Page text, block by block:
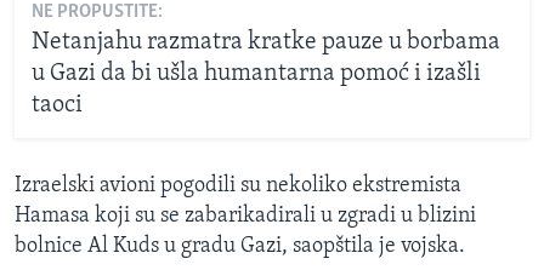
NE PROPUSTITE:
Netanjahu razmatra kratke pauze u borbama
u Gazi da bi ušla humantarna pomoć i izašli
taoci
Izraelski avioni pogodili su nekoliko ekstremista
Hamasa koji su se zabarikadirali u zgradi u blizini
bolnice Al Kuds u gradu Gazi, saopštila je vojska.